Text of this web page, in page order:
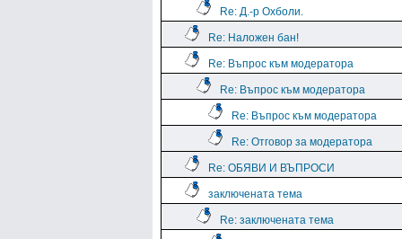
Re: Д.-р Охболи.
Re: Наложен бан!
Re: Въпрос към модератора
Re: Въпрос към модератора
Re: Въпрос към модератора
Re: Отговор за модератора
Re: ОБЯВИ И ВЪПРОСИ
заключената тема
Re: заключената тема